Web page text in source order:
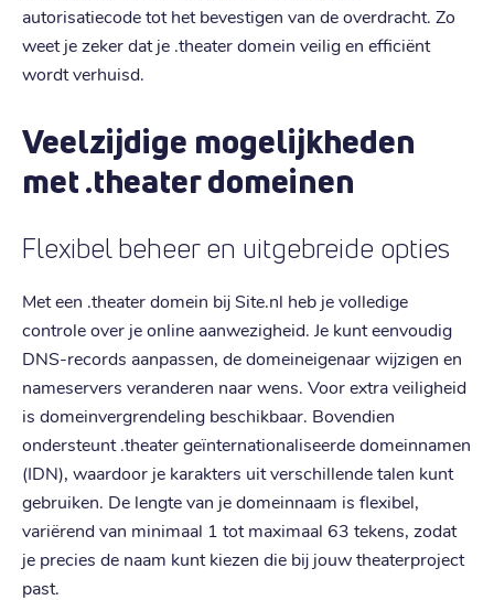
autorisatiecode tot het bevestigen van de overdracht. Zo
weet je zeker dat je .theater domein veilig en efficiënt
wordt verhuisd.
Veelzijdige mogelijkheden
met .theater domeinen
Flexibel beheer en uitgebreide opties
Met een .theater domein bij Site.nl heb je volledige
controle over je online aanwezigheid. Je kunt eenvoudig
DNS-records aanpassen, de domeineigenaar wijzigen en
nameservers veranderen naar wens. Voor extra veiligheid
is domeinvergrendeling beschikbaar. Bovendien
ondersteunt .theater geïnternationaliseerde domeinnamen
(IDN), waardoor je karakters uit verschillende talen kunt
gebruiken. De lengte van je domeinnaam is flexibel,
variërend van minimaal 1 tot maximaal 63 tekens, zodat
je precies de naam kunt kiezen die bij jouw theaterproject
past.